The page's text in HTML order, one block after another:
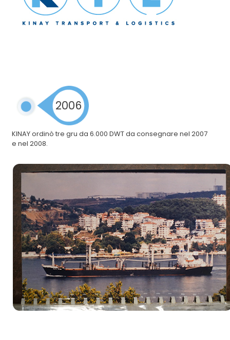
2006
KINAY ordinò tre gru da 6.000 DWT da consegnare nel 2007
e nel 2008.